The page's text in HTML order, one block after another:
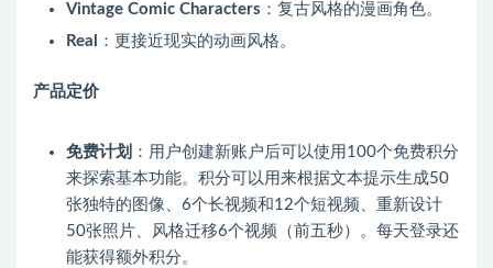
Vintage Comic Characters ：复古风格的漫画角色。
Real
：更接近现实的动画风格。
产品定价
免费计划 ：用户创建新账户后可以使用100个免费积分
来探索基本功能。积分可以用来根据文本提示生成50
张独特的图像、6个长视频和12个短视频、重新设计
50张照片、风格迁移6个视频（前五秒）。每天登录还
能获得额外积分。